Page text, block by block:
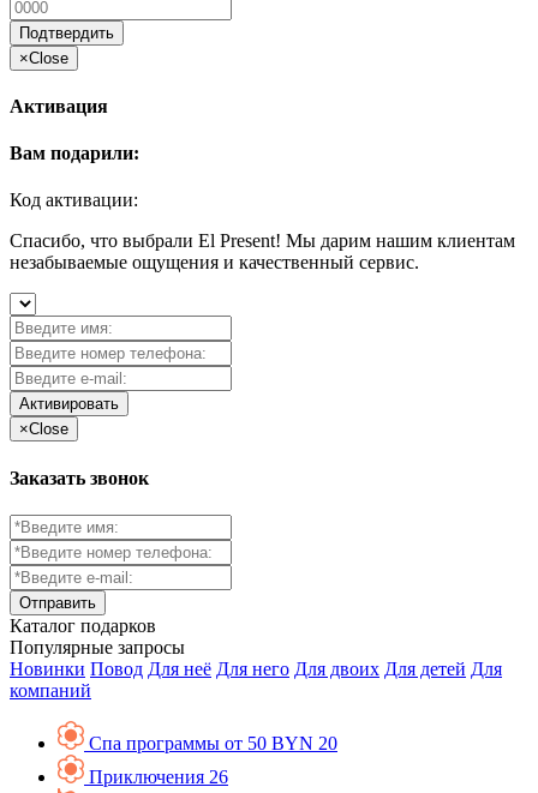
Подтвердить
×Close
Активация
Вам подарили:
Код активации:
Спасибо, что выбрали El Present! Мы дарим нашим клиентам
незабываемые ощущения и качественный сервис.
Активировать
×Close
Заказать звонок
Каталог подарков
Популярные запросы
Новинки Повод Для неё Для него Для двоих Для детей Для
компаний
Спа программы от 50 BYN 20
Приключения 26